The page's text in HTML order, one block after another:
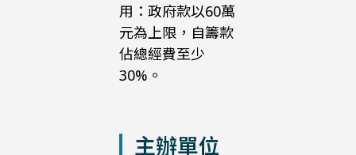
用：政府款以60萬
元為上限，自籌款
佔總經費至少
30%。
主辦單位